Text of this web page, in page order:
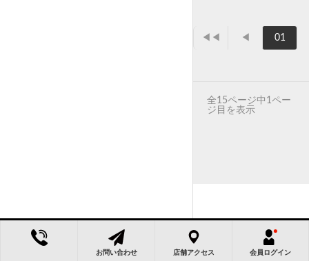
◀◀ ◀ 01
全15ページ中1ペー
ジ目を表示
お問い合わせ 店舗アクセス 会員ログイン